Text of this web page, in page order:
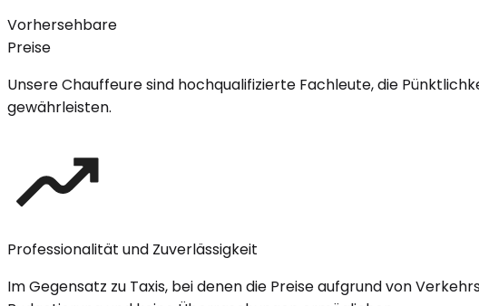
Vorhersehbare
Preise
Unsere Chauffeure sind hochqualifizierte Fachleute, die
gewährleisten.
Professionalität und Zuverlässigkeit
Im Gegensatz zu Taxis, bei denen die Preise aufgrund von